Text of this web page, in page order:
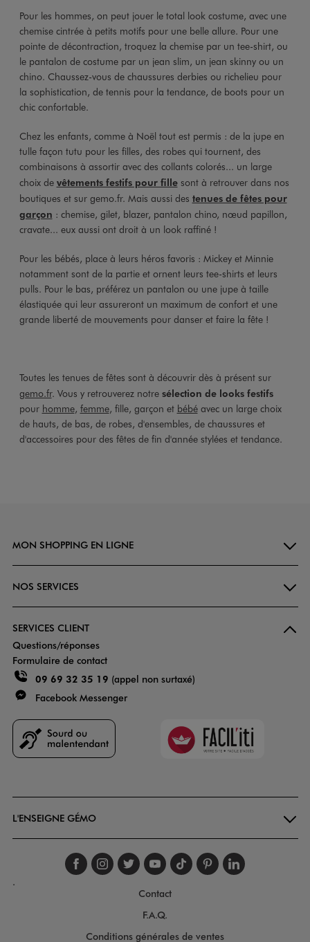
Pour les hommes, on peut jouer le total look costume, avec une
chemise cintrée à petits motifs pour une belle allure. Pour une
pointe de décontraction, troquez la chemise par un tee-shirt, ou
le pantalon de costume par un jean slim, un jean skinny ou un
chino. Chaussez-vous de chaussures derbies ou richelieu pour
la sophistication, de tennis pour la tendance, de boots pour un
chic confortable.
Chez les enfants, comme à Noël tout est permis : de la jupe en
tulle façon tutu pour les filles, des robes qui tournent, des
combinaisons à assortir avec des collants colorés... un large
choix de vêtements festifs pour fillesont à retrouver dans nos
boutiques et sur gemo.fr. Mais aussi des tenues de fêtes pour
garçon : chemise, gilet, blazer, pantalon chino, nœud papillon,
cravate... eux aussi ont droit à un look raffiné !
Pour les bébés, place à leurs héros favoris : Mickey et Minnie
notamment sont de la partie et ornent leurs tee-shirts et leurs
pulls. Pour le bas, préférez un pantalon ou une jupe à taille
élastiquée qui leur assureront un maximum de confort et une
grande liberté de mouvements pour danser et faire la fête !
Toutes les tenues de fêtes sont à découvrir dès à présent sur
gemo.fr. Vous y retrouverez notre sélection de looks festifs
pour homme, femme, fille, garçon et bébéavec un large choix
de hauts, de bas, de robes, d'ensembles, de chaussures et
d'accessoires pour des fêtes de fin d'année stylées et tendance.
MON SHOPPING EN LIGNE
NOS SERVICES
SERVICES CLIENT
Questions/réponses
Formulaire de contact
09 69 32 35 19 (appel non surtaxé)
Facebook Messenger
Faciliti
L'ENSEIGNE GÉMO
Suivez-nous sur
Suivez-nous sur
Suivez-nous sur
Suivez-nous
Suivez-nous
Suivez-
.
Contact
F.A.Q.
Conditions générales de ventes